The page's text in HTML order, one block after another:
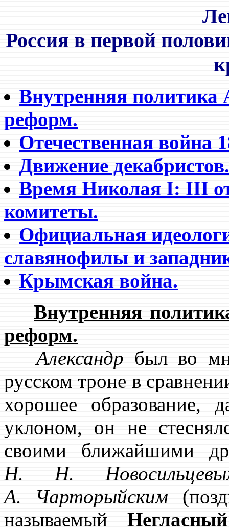
Россия в первой
Внутренняя
реформ.
Отечественная война
Движение декабристов.
Время Николая I: III
комитеты.
Официальная
славянофилы и
Крымская война.
Внутренняя
реформ.
Александр был во
русском троне в
хорошее образование,
уклоном, он не
своими ближайшими
Н. Н.
А. Чарторыйским
называемый